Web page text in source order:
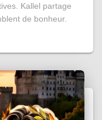
Kallel partage
de bonheur.